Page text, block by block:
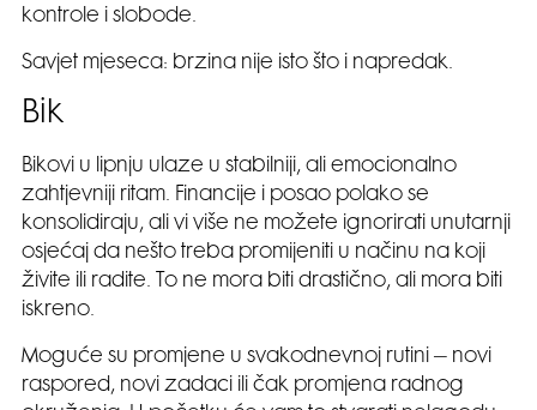
kontrole i slobode.
Savjet mjeseca: brzina nije isto što i napredak.
Bik
Bikovi u lipnju ulaze u stabilniji, ali emocionalno
zahtjevniji ritam. Financije i posao polako se
konsolidiraju, ali vi više ne možete ignorirati unutarnji
osjećaj da nešto treba promijeniti u načinu na koji
živite ili radite. To ne mora biti drastično, ali mora biti
iskreno.
Moguće su promjene u svakodnevnoj rutini – novi
raspored, novi zadaci ili čak promjena radnog